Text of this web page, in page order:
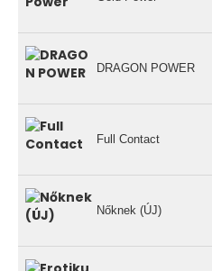
DRAGON POWER
Full Contact
Nőknek (ÚJ)